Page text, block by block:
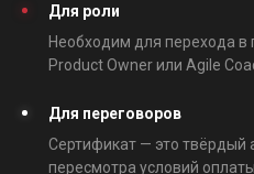
Для роли
Необходим для перехода в
Product Owner или Agile
Для переговоров
Сертификат — это твёрдый
пересмотра условий